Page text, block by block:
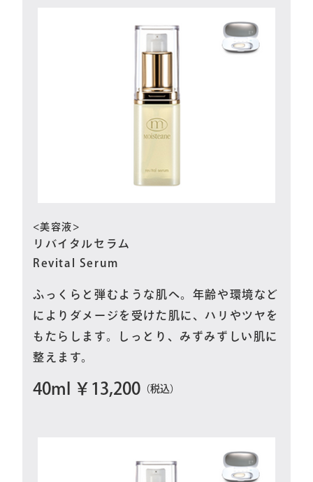
<美容液>
リバイタルセラム
Revital Serum
ふっくらと弾むような肌へ。年齢や環境など
によりダメージを受けた肌に、ハリやツヤを
もたらします。しっとり、みずみずしい肌に
整えます。
40ml ￥13,200 （税込）